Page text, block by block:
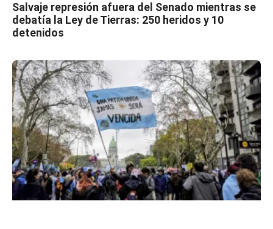
Salvaje represión afuera del Senado mientras se
debatía la Ley de Tierras: 250 heridos y 10
detenidos